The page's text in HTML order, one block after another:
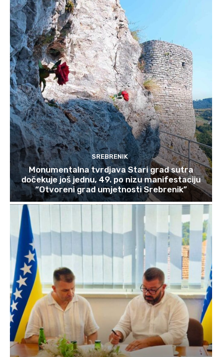
SREBRENIK
Monumentalna tvrdjava Stari grad sutra
dočekuje još jednu, 49. po nizu manifestaciju
“Otvoreni grad umjetnosti Srebrenik”